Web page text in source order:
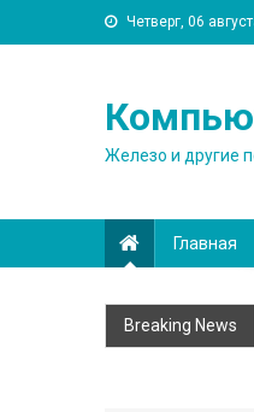
Четверг, 06
Железо и другие
Главная
Breaking News